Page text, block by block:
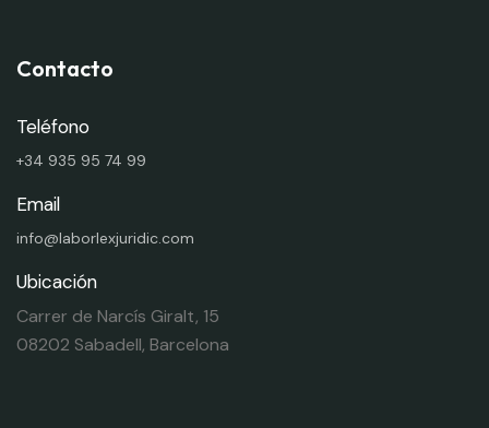
Contacto
Teléfono
+34 935 95 74 99
Email
info@laborlexjuridic.com
Ubicación
Carrer de Narcís Giralt, 15
08202 Sabadell, Barcelona